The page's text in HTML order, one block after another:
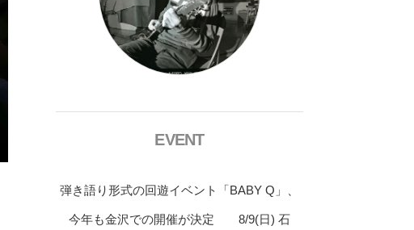
EVENT
弾き語り形式の回遊イベント「BABY Q」、
今年も金沢での開催が決定 8/9(日) 石